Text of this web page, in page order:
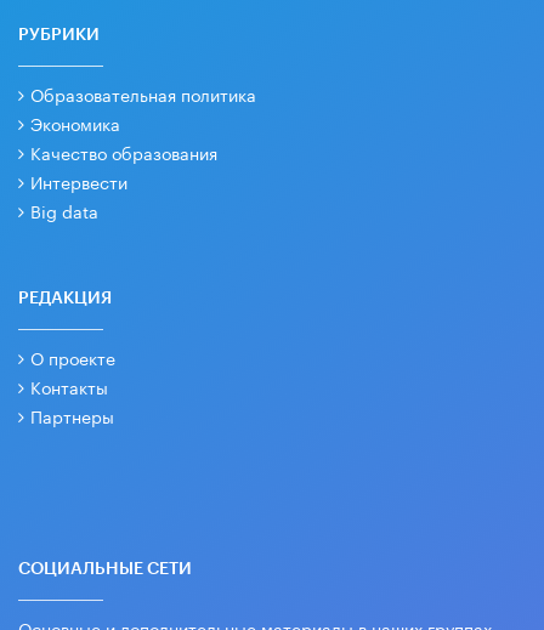
РУБРИКИ
Образовательная политика
Экономика
Качество образования
Интервести
Big data
РЕДАКЦИЯ
О проекте
Контакты
Партнеры
СОЦИАЛЬНЫЕ СЕТИ